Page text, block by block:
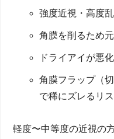
強度近視・高度
角膜を削るため
ドライアイが悪
角膜フラップ（
で稀にズレるリ
軽度〜中等度の近視の